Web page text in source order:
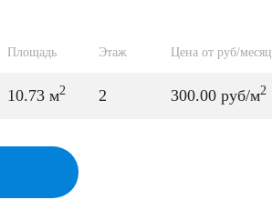
Площадь Этаж Цена от руб/месяц
10.73 м2 2 300.00 руб/м2